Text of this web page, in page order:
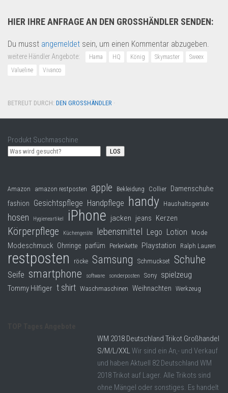
HIER IHRE ANFRAGE AN DEN GROSSHÄNDLER SENDEN:
Du musst angemeldet sein, um einen Kommentar abzugeben.
weitere Händler Angebote: Hama HQ König Skymaster
Sweex
Valueline
Vivanco
BETREUT DURCH: DEN GROSSHÄNDLER ·
Produkt Suchmaschine
LOS
Amazon amazon restposten apple Bekleidung Collier Damenschuhe
fashion Gesichtspflege Handpflege handy Haushaltsgeräte
hosen Hygieneartikel iPhone jacken jeans Kerzen
Körperpflege Küchengeräte lebensmittel Lego Lotion Mode
Modeschmuck Ohrringe parfüm Perlenkette Playstation Ralph Lauren
restposten röcke Samsung Schmuckset Schuhe
Seife smartphone software sonderposten Sony spielzeug
Tommy Hilfiger t shirt Waschmaschinen Weihnachten Werkzeug
WM 2018 Deutschland Trikot Großhandel
S/M/L/XXL Wir sind ein An,- und Verkauf
und haben Aktuell 82 Deutschland WM
2018 Trikot auf Lager. Alle Trikots sind
ohne Mängel oder sonstiges. Es handelt